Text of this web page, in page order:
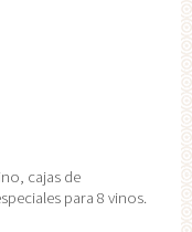
cajas de
para 8 vinos.